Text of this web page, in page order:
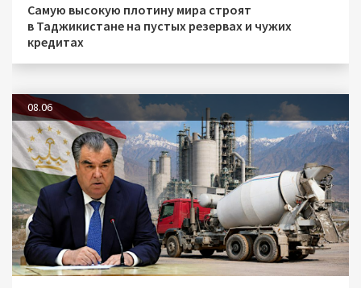
Самую высокую плотину мира строят
в Таджикистане на пустых резервах и чужих
кредитах
08.06